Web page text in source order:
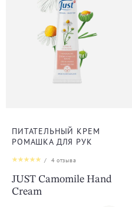
ПИТАТЕЛЬНЫЙ КРЕМ
РОМАШКА ДЛЯ РУК
/ 4отзыва
JUST Camomile Hand
Cream